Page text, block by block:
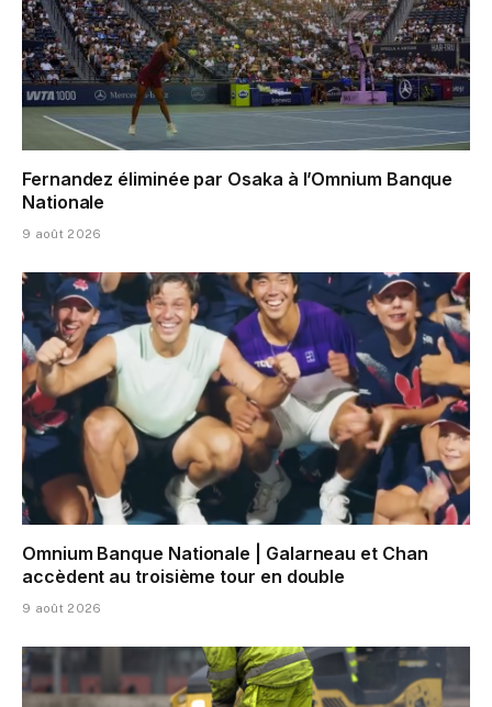
Fernandez éliminée par Osaka à l’Omnium Banque
Nationale
9 août 2026
Omnium Banque Nationale | Galarneau et Chan
accèdent au troisième tour en double
9 août 2026